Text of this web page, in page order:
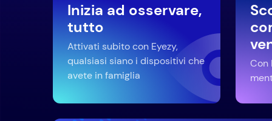
Inizia ad osservare,
tutto
Attivati subito con Eyezy,
qualsiasi siano i dispositivi che
avete in famiglia
Con